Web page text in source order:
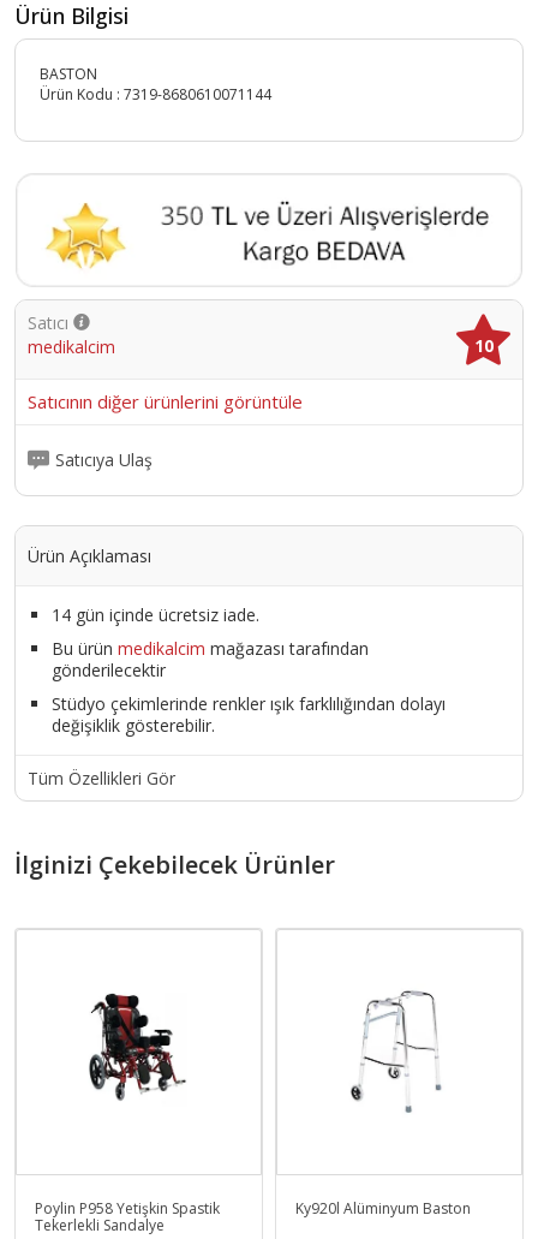
Ürün Bilgisi
BASTON
Ürün Kodu : 7319-8680610071144
Satıcı
medikalcim
10
Satıcının diğer ürünlerini görüntüle
Satıcıya Ulaş
Ürün Açıklaması
14 gün içinde ücretsiz iade.
Bu ürün medikalcim mağazası tarafından
gönderilecektir
Stüdyo çekimlerinde renkler ışık farklılığından dolayı
değişiklik gösterebilir.
Tüm Özellikleri Gör
İlginizi Çekebilecek Ürünler
Poylin P958 Yetişkin Spastik
Tekerlekli Sandalye
Ky920l Alüminyum Baston